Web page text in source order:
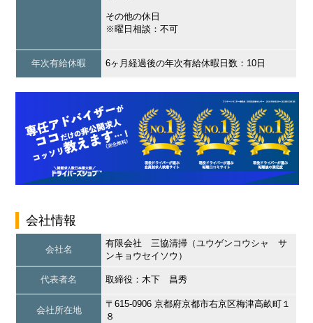
その他の休日
※曜日相談：不可
年次有給休暇 6ヶ月経過後の年次有給休暇日数：10日
会社情報
会社名
有限会社 三協清掃（ユウゲンコウシャ サ
ンキョウセイソウ）
代表者名 取締役：木下 昌秀
会社所在地
〒615-0906 京都府京都市右京区梅津高畝町１
８